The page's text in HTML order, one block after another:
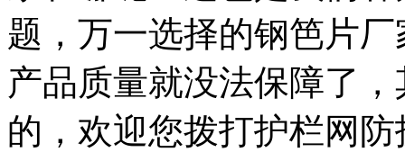
题，万一选择的钢笆片
产品质量就没法保障了
的，欢迎您拨打护栏网